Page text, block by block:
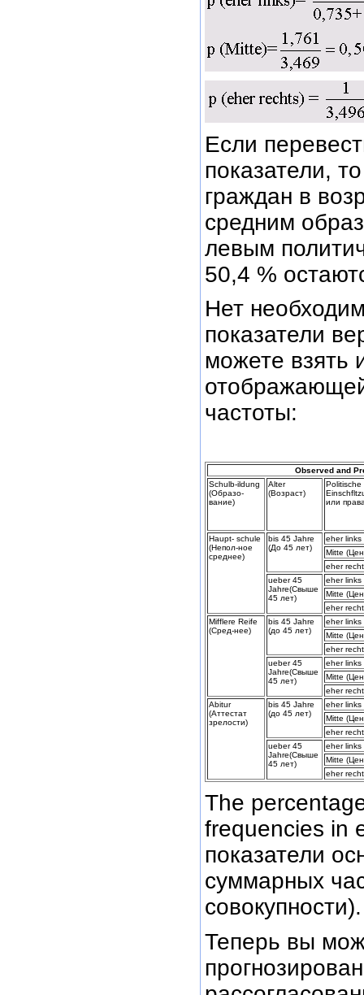
Если
показатели,
граждан в
средним
левым
50,4 %
Нет
показатели
можете взять
частоты:
Observed and
Schulb-ildung
(Образо-
вание)
Alter
(Возраст)
Politische
или
Haupt- schule
(Непол-ное
среднее)
bis 45 Jahre
(До 45 лет)
eher links
Mitte
eher
ueber 45
Jahre(Свыше
45 лет)
eher links
Mitte
eher
Mifflere Reife
(Сред-нее)
bis 45 Jahre
(до 45 лет)
eher links
Mitte
eher
ueber 45
Jahre(Свыше
45 лет)
eher links
Mitte
eher
Abitur
(Аттестат
зрелости)
bis 45 Jahre
(до 45 лет)
eher links
Mitte
eher
ueber 45
Jahre(Свыше
45 лет)
eher links
Mitte
eher
The
frequencies in
показатели
суммарных
совокупности).
Теперь вы